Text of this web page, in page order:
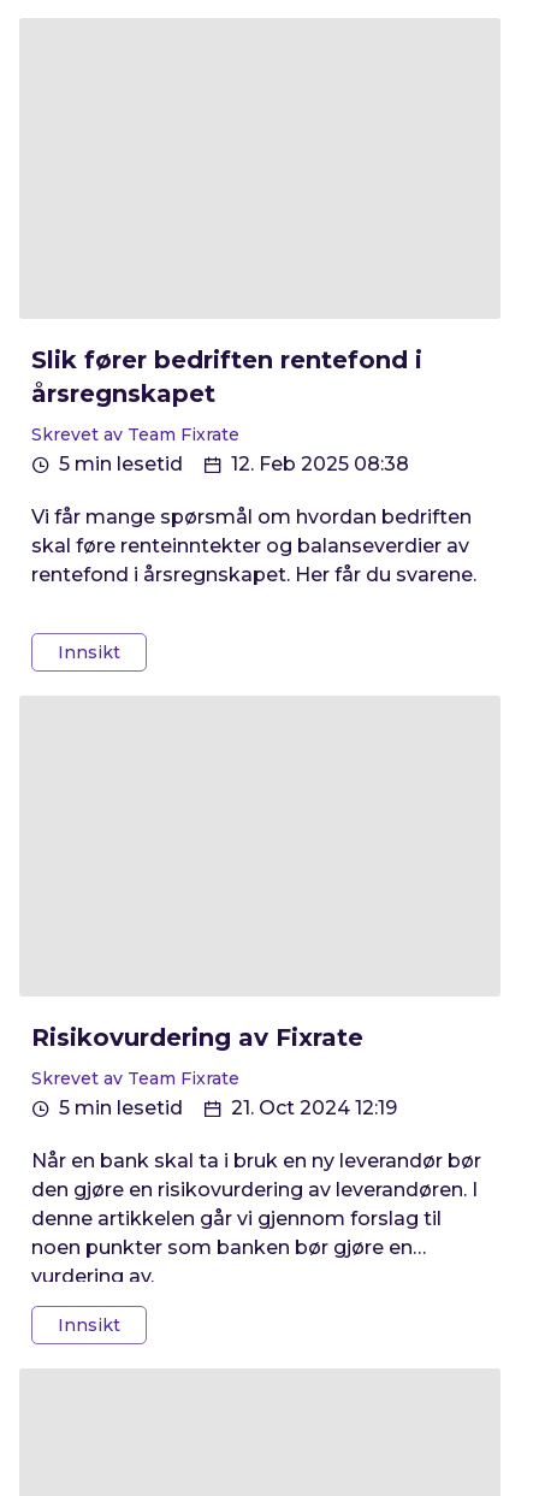
Slik fører bedriften rentefond i
årsregnskapet
Skrevet av Team Fixrate
5 min lesetid 12. Feb 2025 08:38
Vi får mange spørsmål om hvordan bedriften
skal føre renteinntekter og balanseverdier av
rentefond i årsregnskapet. Her får du svarene.
Innsikt
Risikovurdering av Fixrate
Skrevet av Team Fixrate
5 min lesetid 21. Oct 2024 12:19
Når en bank skal ta i bruk en ny leverandør bør
den gjøre en risikovurdering av leverandøren. I
denne artikkelen går vi gjennom forslag til
noen punkter som banken bør gjøre en
vurdering av.
Innsikt